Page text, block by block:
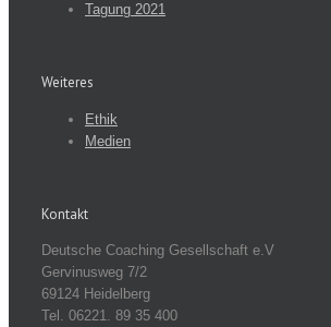
Tagung 2021
Weiteres
Ethik
Medien
Kontakt
Deutsche Coaching Gesellschaft e.V
Gervinusweg 7/2
69124 Heidelberg
Tel. 06221. 89 35 400